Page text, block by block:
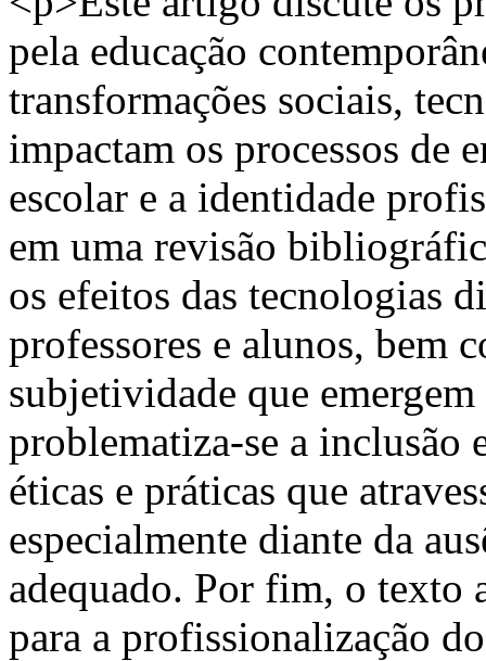
pela educação
transformações sociais,
impactam os processos de
escolar e a identidade
em uma revisão
os efeitos das tecnologias
professores e alunos, bem
subjetividade que
problematiza-se a inclusão
éticas e práticas que
especialmente diante da
adequado. Por fim, o texto
para a profissionalização